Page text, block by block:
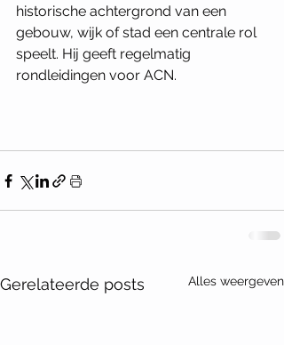
historische achtergrond van een
gebouw, wijk of stad een centrale rol
speelt. Hij geeft regelmatig
rondleidingen voor ACN.
Gerelateerde posts Alles weergeven